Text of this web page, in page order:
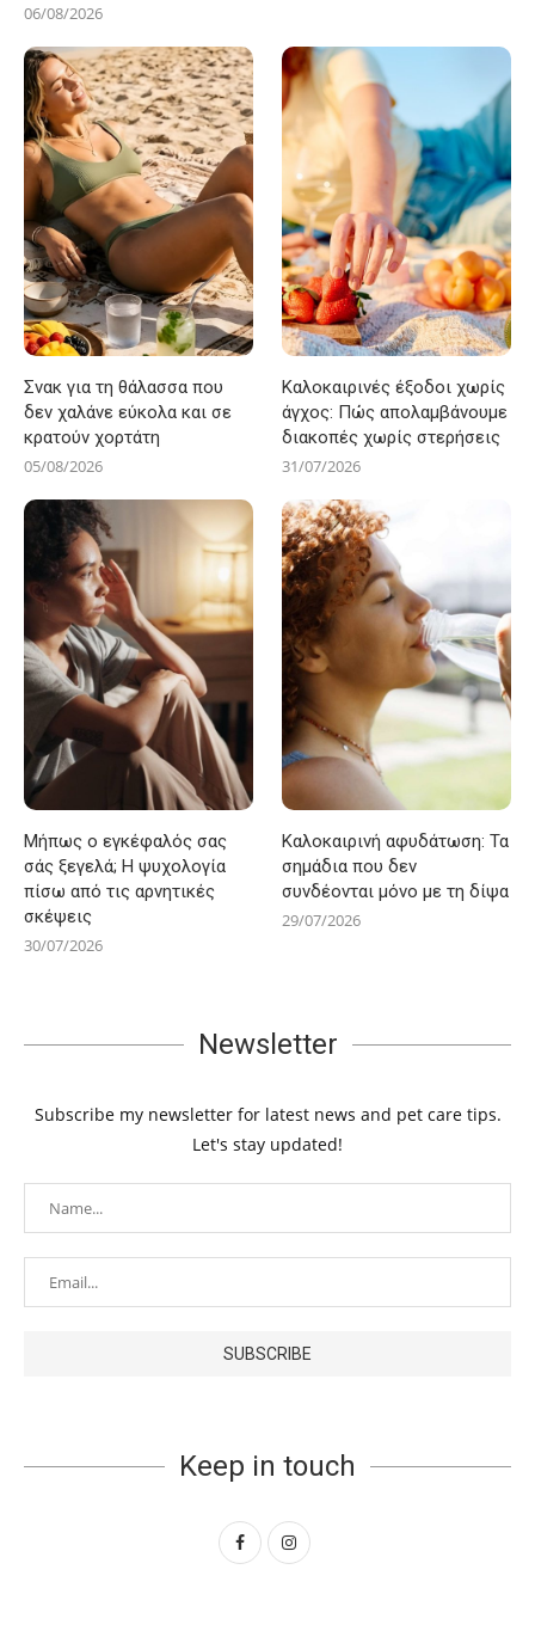
06/08/2026
Σνακ για τη θάλασσα που
δεν χαλάνε εύκολα και σε
κρατούν χορτάτη
05/08/2026
Καλοκαιρινές έξοδοι χωρίς
άγχος: Πώς απολαμβάνουμε
διακοπές χωρίς στερήσεις
31/07/2026
Μήπως ο εγκέφαλός σας
σάς ξεγελά; Η ψυχολογία
πίσω από τις αρνητικές
σκέψεις
30/07/2026
Καλοκαιρινή αφυδάτωση: Τα
σημάδια που δεν
συνδέονται μόνο με τη δίψα
29/07/2026
Newsletter
Subscribe my newsletter for latest news and pet care tips.
Let's stay updated!
Keep in touch